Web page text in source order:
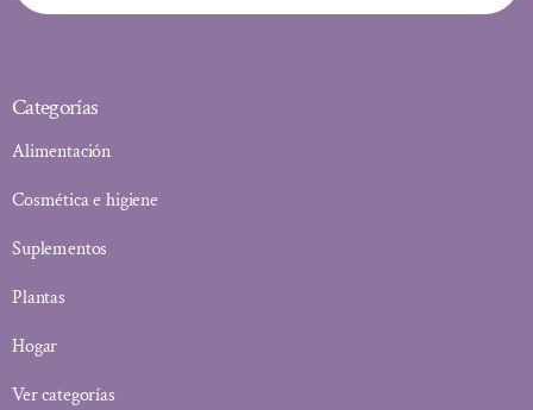
Categorías
Alimentación
Cosmética e higiene
Suplementos
Plantas
Hogar
Ver categorías